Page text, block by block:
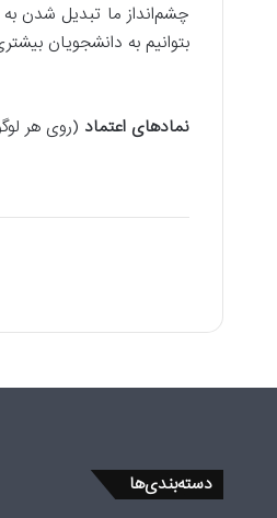
چشم‌انداز ما تبدیل شدن
بتوانیم به دانشجویان
نمادهای اعتماد (روی هر
دسته‌بندی‌ها